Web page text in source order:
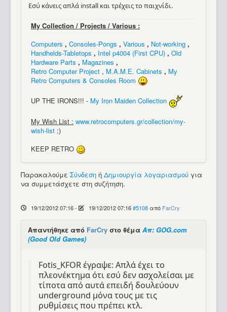
Εσύ κάνεις απλά install και τρέχεις το παιχνίδι.
My Collection / Projects / Various :
Computers , Consoles-Pongs , Various , Not-working ,
Handhelds-Tabletops , Intel p4004 (First CPU) , Old
Hardware Parts , Magazines ,
Retro Computer Project , M.A.M.E. Cabinets , My
Retro Computers & Consoles Room
UP THE IRONS!!! - My Iron Maiden Collection
My Wish List : www.retrocomputers.gr/collection/my-
wish-list ;)
KEEP RETRO
Παρακαλούμε Σύνδεση ή Δημιουργία λογαριασμού για
να συμμετάσχετε στη συζήτηση.
19/12/2012 07:16- 19/12/2012 07:16 #5108 από FarCry
Απαντήθηκε από FarCry στο θέμα Απ: GOG.com
(Good Old Games)
Fotis_KFOR έγραψε: Απλά έχει το
πλεονέκτημα ότι εσύ δεν ασχολείσαι με
τίποτα από αυτά επειδή δουλεύουν
underground μόνα τους με τις
ρυθμίσεις που πρέπει κτλ.